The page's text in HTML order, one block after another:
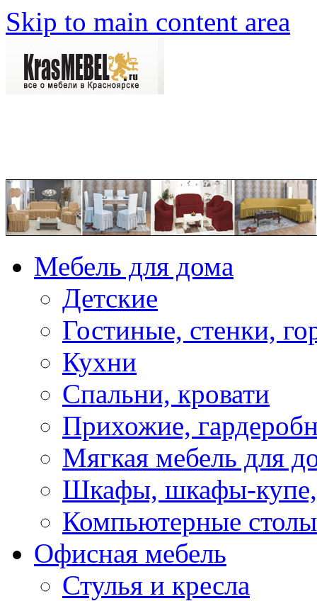
Skip to main content area
Мебель для дома
Детские
Гостиные, стенки,
Кухни
Спальни, кровати
Прихожие,
Мягкая мебель для
Шкафы, шкафы-купе,
Компьютерные столы
Офисная мебель
Стулья и кресла